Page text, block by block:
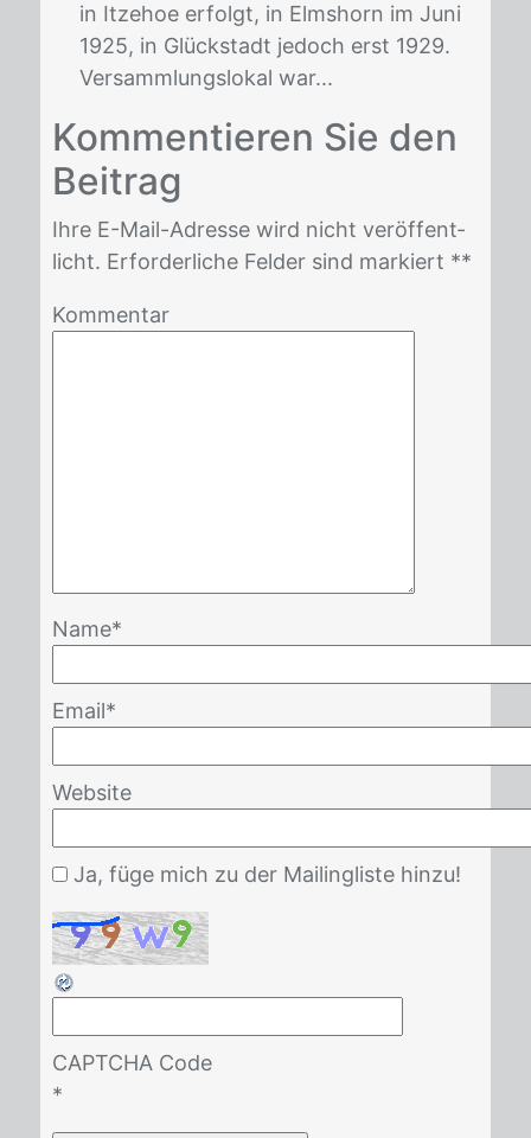
in Itzehoe erfolgt, in Elmshorn im Juni
1925, in Glückstadt jedoch erst 1929.
Versammlungslokal war...
Kom­men­tie­ren Sie den
Bei­trag
Ihre E-Mail-Adres­se wird nicht ver­öf­fent­
licht. Er­for­der­li­che Fel­der sind mar­kiert **
Kommentar
Name*
Email*
Website
Ja, füge mich zu der Mailingliste hinzu!
CAPTCHA Code
*